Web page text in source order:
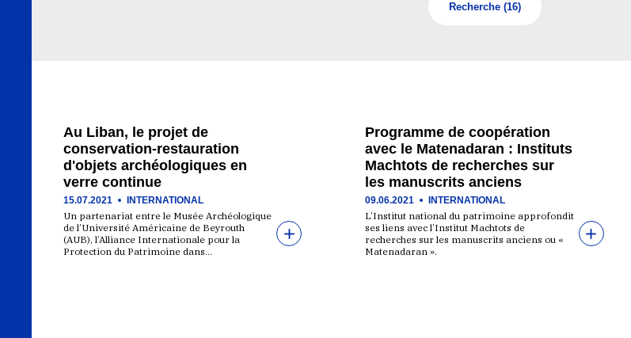
Recherche (16)
Au Liban, le projet de
conservation-restauration
d'objets archéologiques en
verre continue
15.07.2021 INTERNATIONAL
Un partenariat entre le Musée Archéologique
de l’Université Américaine de Beyrouth
(AUB), l’Alliance Internationale pour la
Protection du Patrimoine dans…
Programme de coopération
avec le Matenadaran : Instituts
Machtots de recherches sur
les manuscrits anciens
09.06.2021 INTERNATIONAL
L’Institut national du patrimoine approfondit
ses liens avec l’Institut Machtots de
recherches sur les manuscrits anciens ou «
Matenadaran ».